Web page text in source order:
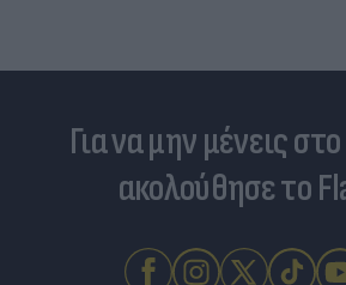
Για να μην μένεις
ακολούθησε το